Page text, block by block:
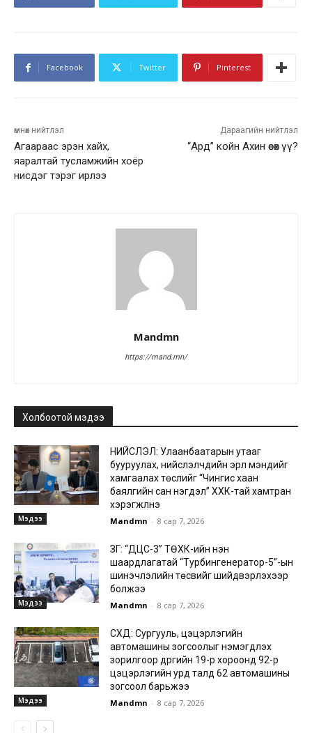
Facebook Twitter Pinterest
өмнөх нийтлэл
Агаараас эрэн хайх,
яаралтай тусламжийн хоёр
нисдэг тэрэг ирлээ
Дараагийн нийтлэл
“Ард” койн Ахин өсөх үү?
Mandmn
https://mand.mn/
Холбоотой мэдээ
Мэдээ
НИЙСЛЭЛ: Улаанбаатарын утааг
бууруулах, нийслэлчүүдийн эрүүл мэндийг
хамгаалах төслийг “Чингис хаан
баялгийн сан нэгдэл” ХХК-тай хамтран
хэрэгжүүлнэ
Mandmn - 8 сар 7, 2026
Мэдээ
ЗГ: “ДЦС-3” ТӨХК-ийн нэн
шаардлагатай “Турбингенератор-5”-ын
шинэчлэлийн төсвийг шийдвэрлэхээр
болжээ
Mandmn - 8 сар 7, 2026
Мэдээ
СХД: Сургууль, цэцэрлэгийн
автомашины зогсоолыг нэмэгдүүлэх
зорилгоор дүүргийн 19-р хороонд 92-р
цэцэрлэгийн урд талд 62 автомашины
зогсоол барьжээ
Mandmn - 8 сар 7, 2026